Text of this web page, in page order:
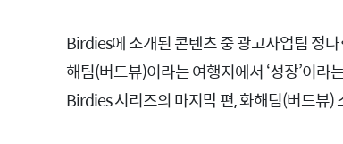
Birdies에 소개된 콘텐츠 중 광고사업팀 정다
해팀(버드뷰)이라는 여행지에서 ‘성장’이
Birdies 시리즈의 마지막 편, 화해팀(버드뷰)